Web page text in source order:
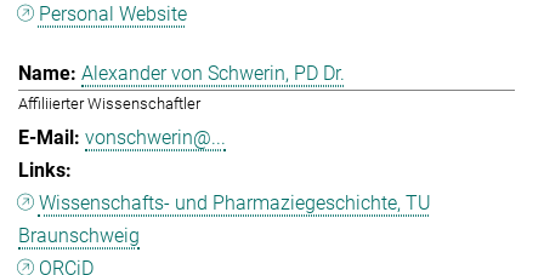
Personal Website
Alexander von Schwerin, PD Dr.
Affiliierter Wissenschaftler
vonschwerin@...
Wissenschafts- und Pharmaziegeschichte, TU
Braunschweig
ORCiD